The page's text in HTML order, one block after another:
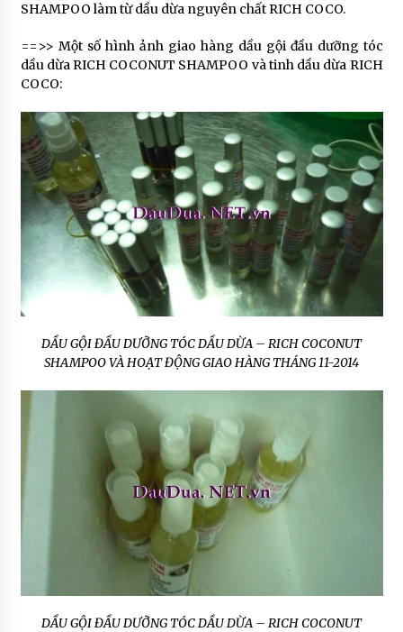
SHAMPOO làm từ dầu dừa nguyên chất RICH COCO.
==>> Một số hình ảnh giao hàng dầu gội đầu dưỡng tóc
dầu dừa RICH COCONUT SHAMPOO và tinh dầu dừa RICH
COCO:
DẦU GỘI ĐẦU DƯỠNG TÓC DẦU DỪA – RICH COCONUT
SHAMPOO VÀ HOẠT ĐỘNG GIAO HÀNG THÁNG 11-2014
DẦU GỘI ĐẦU DƯỠNG TÓC DẦU DỪA – RICH COCONUT